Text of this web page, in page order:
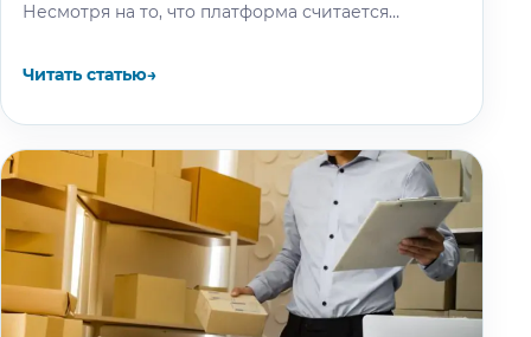
Несмотря на то, что платформа считается
Читать статью→